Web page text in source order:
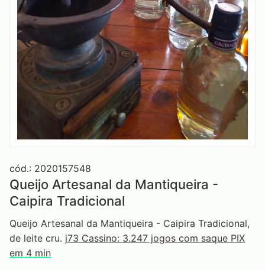
cód.: 2020157548
Queijo Artesanal da Mantiqueira -
Caipira Tradicional
Queijo Artesanal da Mantiqueira - Caipira Tradicional,
de leite cru. j73 Cassino: 3.247 jogos com saque PIX
em 4 min